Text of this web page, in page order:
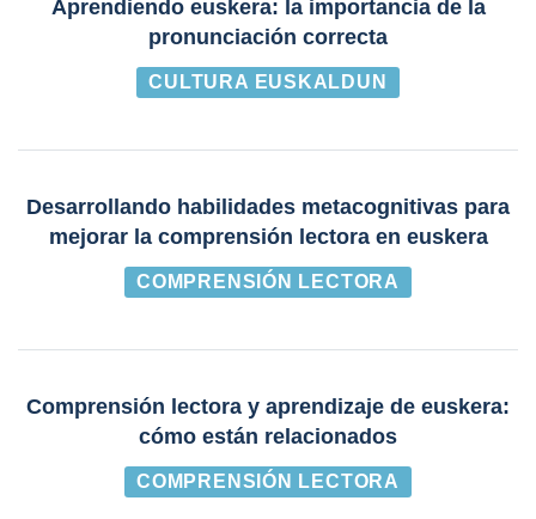
Aprendiendo euskera: la importancia de la
pronunciación correcta
CULTURA EUSKALDUN
Desarrollando habilidades metacognitivas para
mejorar la comprensión lectora en euskera
COMPRENSIÓN LECTORA
Comprensión lectora y aprendizaje de euskera:
cómo están relacionados
COMPRENSIÓN LECTORA